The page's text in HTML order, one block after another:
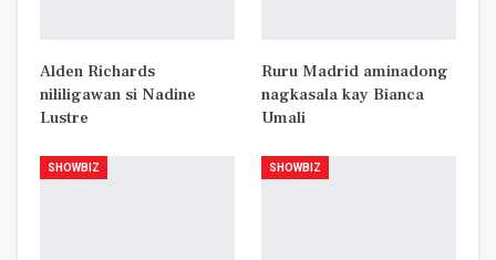
Alden Richards
nililigawan si Nadine
Lustre
Ruru Madrid aminadong
nagkasala kay Bianca
Umali
SHOWBIZ SHOWBIZ